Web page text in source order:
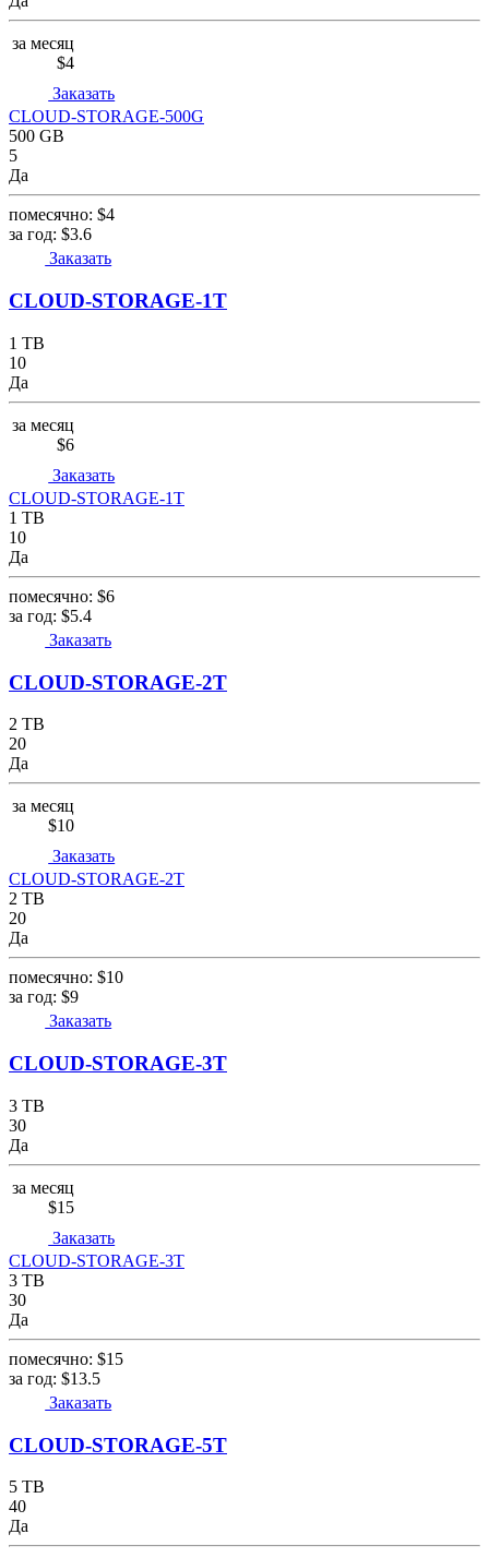
за месяц
$4
Заказать
CLOUD-STORAGE-500G
500 GB
5
Да
помесячно: $4
за год: $3.6
Заказать
CLOUD-STORAGE-1T
1 TB
10
Да
за месяц
$6
Заказать
CLOUD-STORAGE-1T
1 TB
10
Да
помесячно: $6
за год: $5.4
Заказать
CLOUD-STORAGE-2T
2 TB
20
Да
за месяц
$10
Заказать
CLOUD-STORAGE-2T
2 TB
20
Да
помесячно: $10
за год: $9
Заказать
CLOUD-STORAGE-3T
3 TB
30
Да
за месяц
$15
Заказать
CLOUD-STORAGE-3T
3 TB
30
Да
помесячно: $15
за год: $13.5
Заказать
CLOUD-STORAGE-5T
5 TB
40
Да